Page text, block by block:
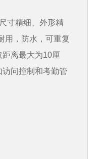
寸精细、外形精
用，防水，可重复
离最大为10厘
问控制和考勤管